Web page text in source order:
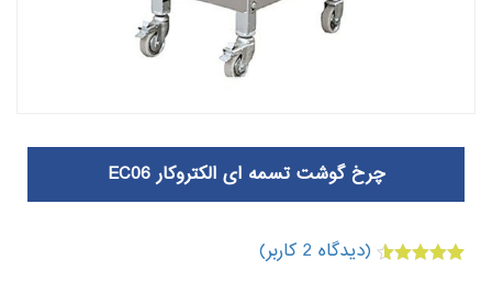
چرخ گوشت تسمه ای الکتروکار EC06
(دیدگاه 2 کاربر)